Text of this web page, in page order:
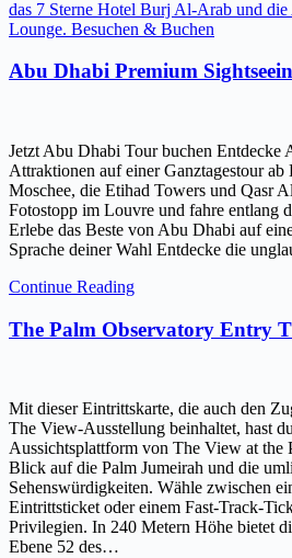
das 7 Sterne Hotel Burj Al-Arab und
Lounge. Besuchen & Buchen
Abu Dhabi Premium
Jetzt Abu Dhabi Tour buchen Entdecke
Attraktionen auf einer Ganztagestour
Moschee, die Etihad Towers und Qasr
Fotostopp im Louvre und fahre entlang
Erlebe das Beste von Abu Dhabi auf
Sprache deiner Wahl Entdecke die
Continue Reading
The Palm Observatory Entry
Mit dieser Eintrittskarte, die auch den
The View-Ausstellung beinhaltet, hast
Aussichtsplattform von The View at the
Blick auf die Palm Jumeirah und die
Sehenswürdigkeiten. Wähle zwischen
Eintrittsticket oder einem Fast-Track-
Privilegien. In 240 Metern Höhe bietet
Ebene 52 des…